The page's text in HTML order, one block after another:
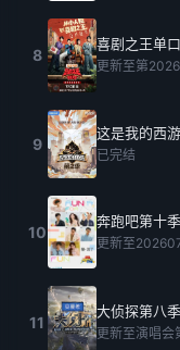
8
喜剧之王单
更新至第
9
这是我的西
已完结
10
奔跑吧第十季
更新至
11
大侦探第八季
更新至演唱会